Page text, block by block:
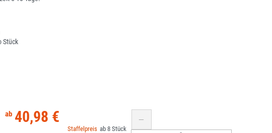
Stück
40,98 €
8